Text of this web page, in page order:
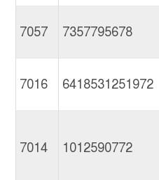
7057 7357795678
7016 6418531251972
7014 1012590772